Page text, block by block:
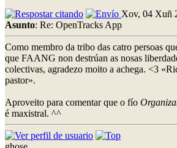
Xov, 04 Xuñ
Asunto: Re: OpenTracks App
Como membro da tribo das catro persoas
que FAANG non destrúan as nosas
colectivas, agradezo moito a achega. <3
pastor».
Aproveito para comentar que o fío
é maxistral. ^^